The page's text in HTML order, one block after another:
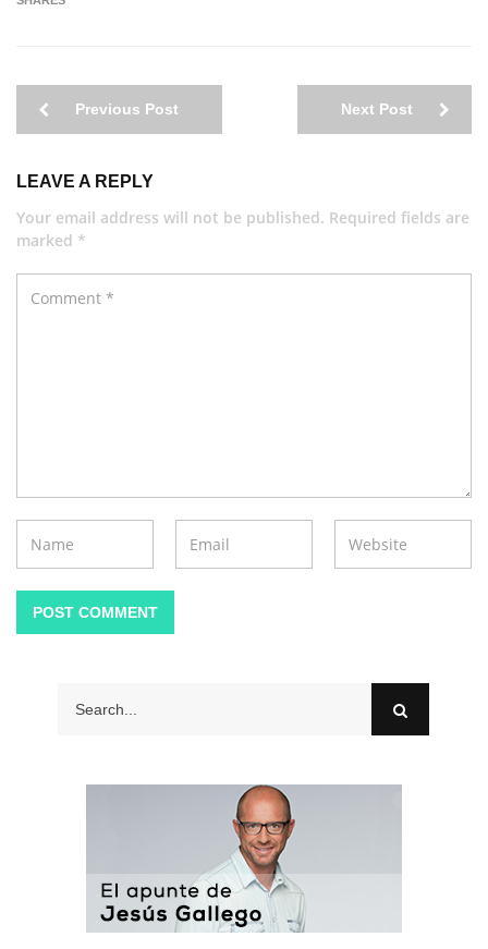
Previous Post Next Post
LEAVE A REPLY
Your email address will not be published. Required fields are
marked *
POST COMMENT